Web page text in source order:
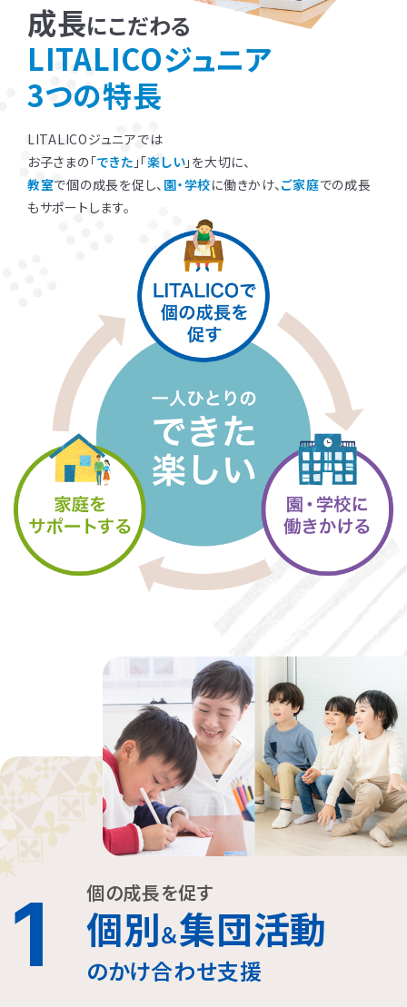
成長にこだわる
LITALICOジュニア
3つの特長
LITALICOジュニアでは
お子さまの「できた 」「楽しい」を大切に、
教室で個の成長を促し、 園・学校に働きかけ、ご家庭での成長
もサポートします。
1 個の成長を促す
個別＆集団活動
のかけ合わせ支援